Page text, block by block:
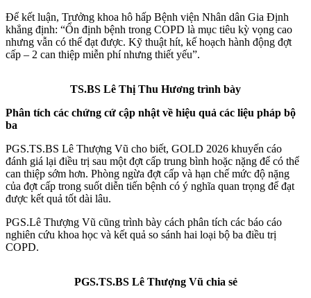
Để kết luận, Trưởng khoa hô hấp Bệnh viện Nhân dân Gia Định
khẳng định: “Ổn định bệnh trong COPD là mục tiêu kỳ vọng cao
nhưng vẫn có thể đạt được. Kỹ thuật hít, kế hoạch hành động đợt
cấp – 2 can thiệp miễn phí nhưng thiết yếu”.
TS.BS Lê Thị Thu Hương trình bày
Phân tích các chứng cứ cập nhật về hiệu quả các liệu pháp bộ
ba
PGS.TS.BS Lê Thượng Vũ cho biết, GOLD 2026 khuyến cáo
đánh giá lại điều trị sau một đợt cấp trung bình hoặc nặng để có thể
can thiệp sớm hơn. Phòng ngừa đợt cấp và hạn chế mức độ nặng
của đợt cấp trong suốt diễn tiến bệnh có ý nghĩa quan trọng để đạt
được kết quả tốt dài lâu.
PGS.Lê Thượng Vũ cũng trình bày cách phân tích các báo cáo
nghiên cứu khoa học và kết quả so sánh hai loại bộ ba điều trị
COPD.
PGS.TS.BS Lê Thượng Vũ chia sẻ